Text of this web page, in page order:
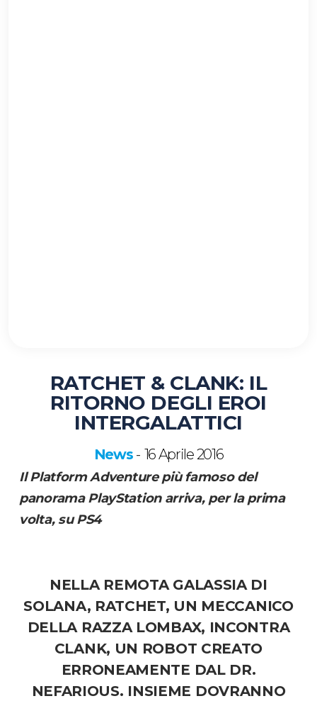
RATCHET & CLANK: IL
RITORNO DEGLI EROI
INTERGALATTICI
News - 16 Aprile 2016
Il Platform Adventure più famoso del
panorama PlayStation arriva, per la prima
volta, su PS4
NELLA REMOTA GALASSIA DI
SOLANA, RATCHET, UN MECCANICO
DELLA RAZZA LOMBAX, INCONTRA
CLANK, UN ROBOT CREATO
ERRONEAMENTE DAL DR.
NEFARIOUS. INSIEME DOVRANNO